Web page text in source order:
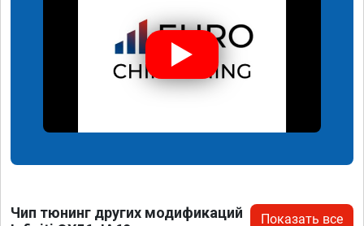
Чип тюнинг других модификаций
Показать все